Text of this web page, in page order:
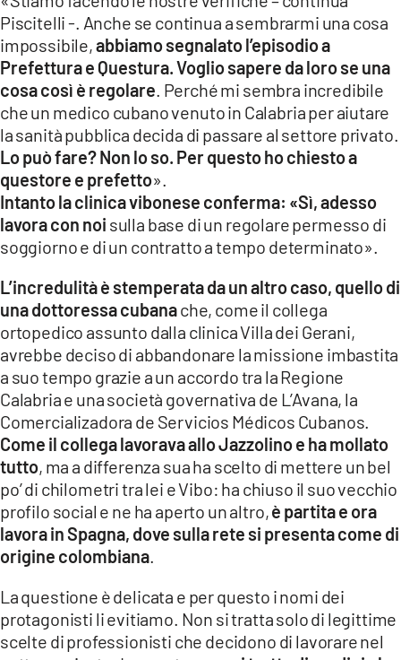
CATANZAROCHANNEL.IT
LACAPITALENEWS.IT
App
ANDROID
APPLE
Piscitelli -. Anche se continua a sembrarmi una cosa
impossibile,abbiamo segnalato l’episodio a
Prefettura e Questura. Voglio sapere da loro se una
cosa così è regolare . Perché mi sembra incredibile
che un medico cubano venuto in Calabria per aiutare
la sanità pubblica decida di passare al settore privato.
Lo può fare? Non lo so. Per questo ho chiesto a
questore e prefetto».
Intanto la clinica vibonese conferma: «Sì, adesso
lavora con noi sulla base di un regolare permesso di
soggiorno e di un contratto a tempo determinato».
L’incredulità è stemperata da un altro caso, quello di
una dottoressa cubanache, come il collega
ortopedico assunto dalla clinica Villa dei Gerani,
avrebbe deciso di abbandonare la missione imbastita
a suo tempo grazie a un accordo tra la Regione
Calabria e una società governativa de L’Avana, la
Comercializadora de Servicios Médicos Cubanos.
Come il collega lavorava allo Jazzolino e ha mollato
tutto, ma a differenza sua ha scelto di mettere un bel
po’ di chilometri tra lei e Vibo: ha chiuso il suo vecchio
profilo social e ne ha aperto un altro,è partita e ora
lavora in Spagna, dove sulla rete si presenta come di
origine colombiana
La questione è delicata e per questo i nomi dei
protagonisti li evitiamo. Non si tratta solo di legittime
scelte di professionisti che decidono di lavorare nel